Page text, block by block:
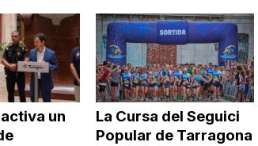
un
La Cursa del Seguici
Popular de Tarragona